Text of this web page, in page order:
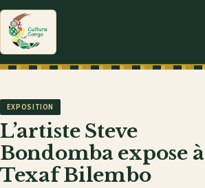
EXPOSITION
L’artiste Steve
Bondomba expose à
Texaf Bilembo